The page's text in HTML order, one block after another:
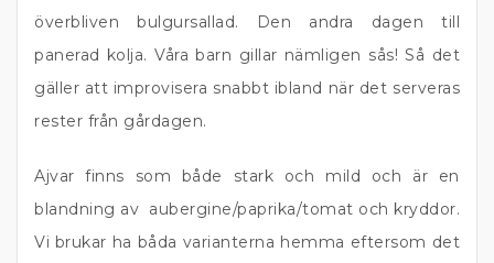
överbliven bulgursallad. Den andra dagen till
panerad kolja. Våra barn gillar nämligen sås! Så det
gäller att improvisera snabbt ibland när det serveras
rester från gårdagen.
Ajvar finns som både stark och mild och är en
blandning av aubergine/paprika/tomat och kryddor.
Vi brukar ha båda varianterna hemma eftersom det